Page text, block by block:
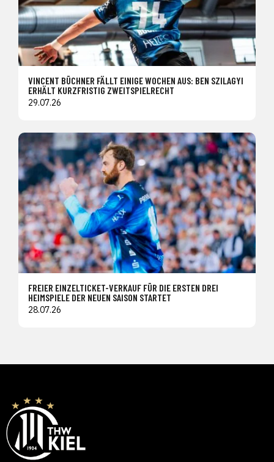
VINCENT BÜCHNER FÄLLT EINIGE WOCHEN AUS: BEN SZILAGYI
ERHÄLT KURZFRISTIG ZWEITSPIELRECHT
29.07.26
FREIER EINZELTICKET-VERKAUF FÜR DIE ERSTEN DREI
HEIMSPIELE DER NEUEN SAISON STARTET
28.07.26